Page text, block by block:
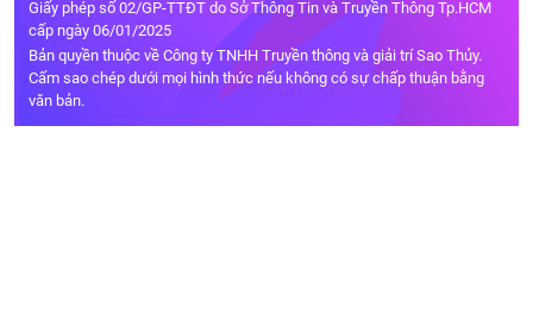
Giấy phép số 02/GP-TTĐT do Sở Thông Tin và Truyền Thông Tp.HCM
cấp ngày 06/01/2025
Bản quyền thuộc về Công ty TNHH Truyền thông và giải trí Sao Thủy.
Cấm sao chép dưới mọi hình thức nếu không có sự chấp thuận bằng
văn bản.